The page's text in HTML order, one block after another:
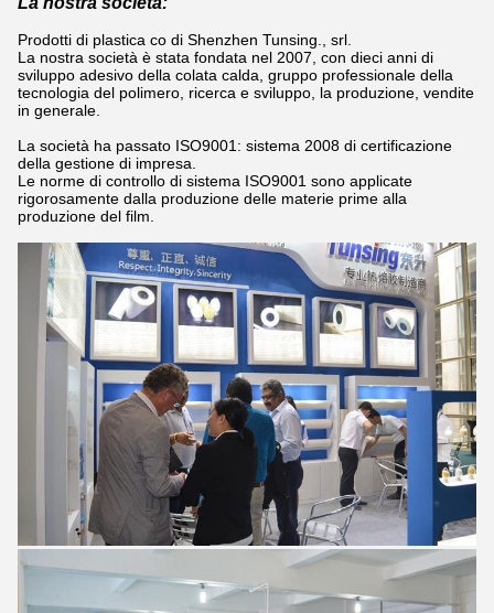
Prodotti di plastica co di Shenzhen Tunsing., srl.
La nostra società è stata fondata nel 2007, con dieci anni di
sviluppo adesivo della colata calda, gruppo professionale della
tecnologia del polimero, ricerca e sviluppo, la produzione, vendite
in generale.
La società ha passato ISO9001: sistema 2008 di certificazione
della gestione di impresa.
Le norme di controllo di sistema ISO9001 sono applicate
rigorosamente dalla produzione delle materie prime alla
produzione del film.